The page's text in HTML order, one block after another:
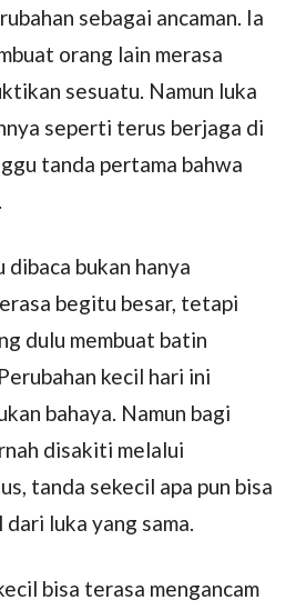
sebagai ancaman. Ia
orang lain merasa
sesuatu. Namun luka
seperti terus berjaga di
tanda pertama bahwa
bukan hanya
begitu besar, tetapi
dulu membuat batin
kecil hari ini
bahaya. Namun bagi
disakiti melalui
tanda sekecil apa pun bisa
luka yang sama.
bisa terasa mengancam